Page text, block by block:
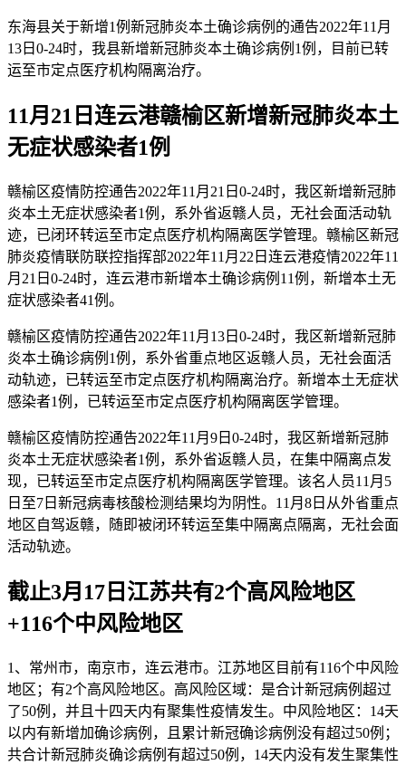
东海县关于新增1例新冠肺炎本土确诊病例的通告2022年11月
13日0-24时，我县新增新冠肺炎本土确诊病例1例，目前已转
运至市定点医疗机构隔离治疗。
11月21日连云港赣榆区新增新冠肺炎本土
无症状感染者1例
赣榆区疫情防控通告2022年11月21日0-24时，我区新增新冠肺
炎本土无症状感染者1例，系外省返赣人员，无社会面活动轨
迹，已闭环转运至市定点医疗机构隔离医学管理。赣榆区新冠
肺炎疫情联防联控指挥部2022年11月22日连云港疫情2022年11
月21日0-24时，连云港市新增本土确诊病例11例，新增本土无
症状感染者41例。
赣榆区疫情防控通告2022年11月13日0-24时，我区新增新冠肺
炎本土确诊病例1例，系外省重点地区返赣人员，无社会面活
动轨迹，已转运至市定点医疗机构隔离治疗。新增本土无症状
感染者1例，已转运至市定点医疗机构隔离医学管理。
赣榆区疫情防控通告2022年11月9日0-24时，我区新增新冠肺
炎本土无症状感染者1例，系外省返赣人员，在集中隔离点发
现，已转运至市定点医疗机构隔离医学管理。该名人员11月5
日至7日新冠病毒核酸检测结果均为阴性。11月8日从外省重点
地区自驾返赣，随即被闭环转运至集中隔离点隔离，无社会面
活动轨迹。
截止3月17日江苏共有2个高风险地区
+116个中风险地区
1、常州市，南京市，连云港市。江苏地区目前有116个中风险
地区；有2个高风险地区。高风险区域：是合计新冠病例超过
了50例，并且十四天内有聚集性疫情发生。中风险地区：14天
以内有新增加确诊病例，且累计新冠确诊病例没有超过50例；
共合计新冠肺炎确诊病例有超过50例，14天内没有发生聚集性